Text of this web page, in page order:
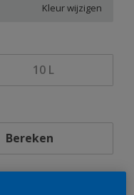
Kleur wijzigen
10 L
Bereken